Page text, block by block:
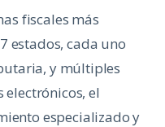
fiscales más
estados, cada uno
y múltiples
el
especializado y